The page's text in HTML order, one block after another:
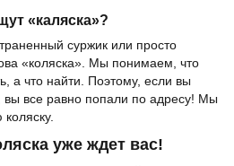
«каляска»?
суржик или просто
«коляска». Мы понимаем, что
а что найти. Поэтому, если вы
вы все равно попали по адресу! Мы
уже ждет вас!